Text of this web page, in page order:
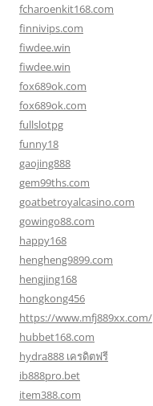
fcharoenkit168.com
finnivips.com
fiwdee.win
fiwdee.win
fox689ok.com
fox689ok.com
fullslotpg
funny18
gaojing888
gem99ths.com
goatbetroyalcasino.com
gowingo88.com
happy168
hengheng9899.com
hengjing168
hongkong456
https://www.mfj889xx.com/
hubbet168.com
hydra888 เครดิตฟรี
ib888pro.bet
item388.com